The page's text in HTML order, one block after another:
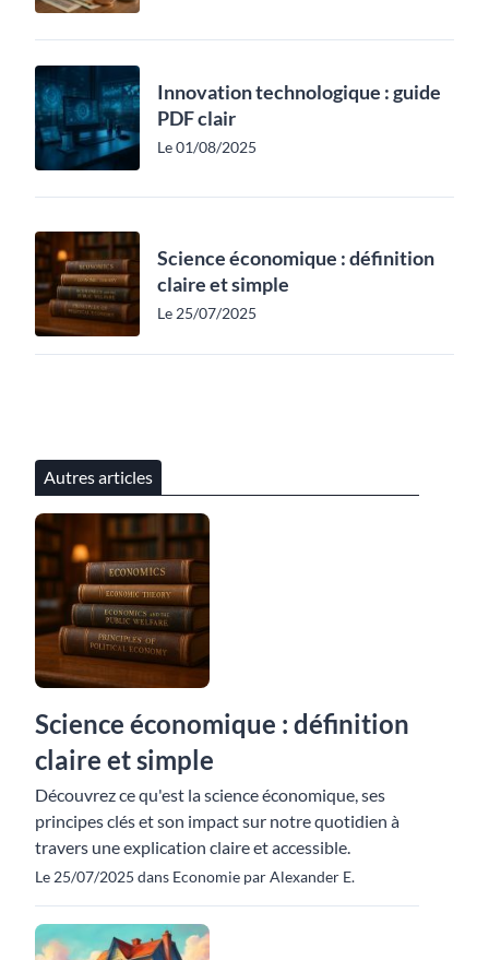
Innovation technologique : guide
PDF clair
Le 01/08/2025
Science économique : définition
claire et simple
Le 25/07/2025
Autres articles
Science économique : définition
claire et simple
Découvrez ce qu'est la science économique, ses
principes clés et son impact sur notre quotidien à
travers une explication claire et accessible.
Le 25/07/2025 dans Economie par Alexander E.